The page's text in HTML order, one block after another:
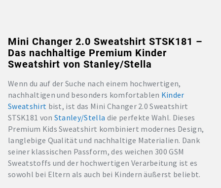
Mini Changer 2.0 Sweatshirt STSK181 –
Das nachhaltige Premium Kinder
Sweatshirt von Stanley/Stella
Wenn du auf der Suche nach einem hochwertigen,
nachhaltigen und besonders komfortablen Kinder
Sweatshirt bist, ist das Mini Changer 2.0 Sweatshirt
STSK181 von Stanley/Stella die perfekte Wahl. Dieses
Premium Kids Sweatshirt kombiniert modernes Design,
langlebige Qualität und nachhaltige Materialien. Dank
seiner klassischen Passform, des weichen 300 GSM
Sweatstoffs und der hochwertigen Verarbeitung ist es
sowohl bei Eltern als auch bei Kindern äußerst beliebt.